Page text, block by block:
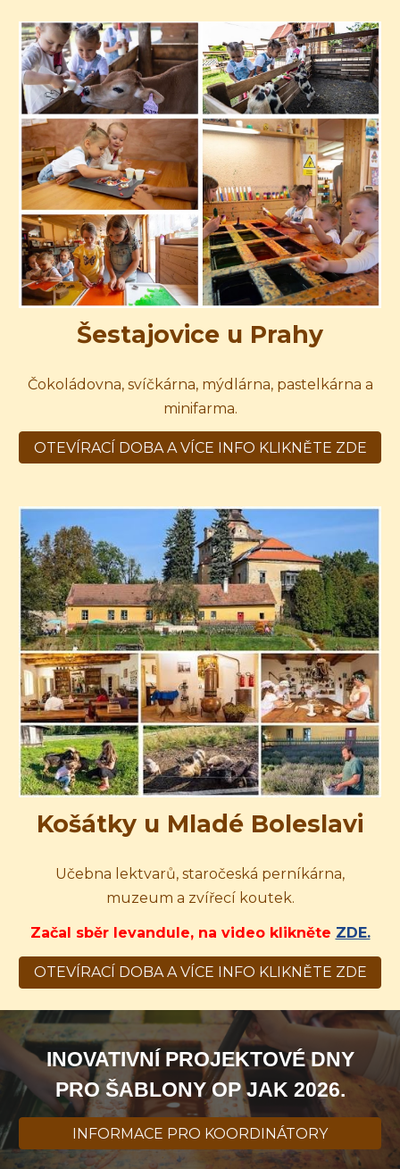
Šestajovice u Prahy
Čokoládovna, svíčkárna, mýdlárna, pastelkárna a
minifarma.
OTEVÍRACÍ DOBA A VÍCE INFO KLIKNĚTE ZDE
Košátky u Mladé Boleslavi
Učebna lektvarů, staročeská perníkárna,
muzeum a zvířecí koutek.
Začal sběr levandule, na video klikněte ZDE.
OTEVÍRACÍ DOBA A VÍCE INFO KLIKNĚTE ZDE
INOVATIVNÍ PROJEKTOVÉ DNY
PRO ŠABLONY OP JAK 2026.
INFORMACE PRO KOORDINÁTORY